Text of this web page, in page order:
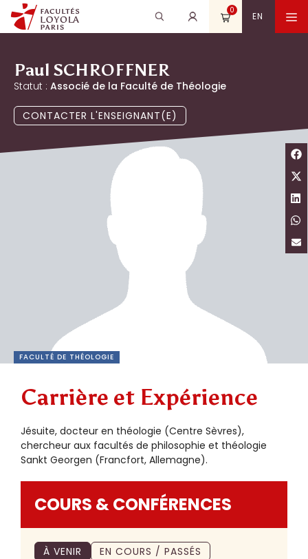
au
contenu
EN
0
Recherche
pour
Rechercher
Paul SCHROFFNER
Statut : Associé de la Faculté de Théologie
CONTACTER L'ENSEIGNANT(E)
FACULTÉ DE THÉOLOGIE
Carrière et Expérience
Jésuite, docteur en théologie (Centre Sèvres),
chercheur aux facultés de philosophie et théologie
Sankt Georgen (Francfort, Allemagne).
COURS & CONFÉRENCES
À VENIR EN COURS / PASSÉS